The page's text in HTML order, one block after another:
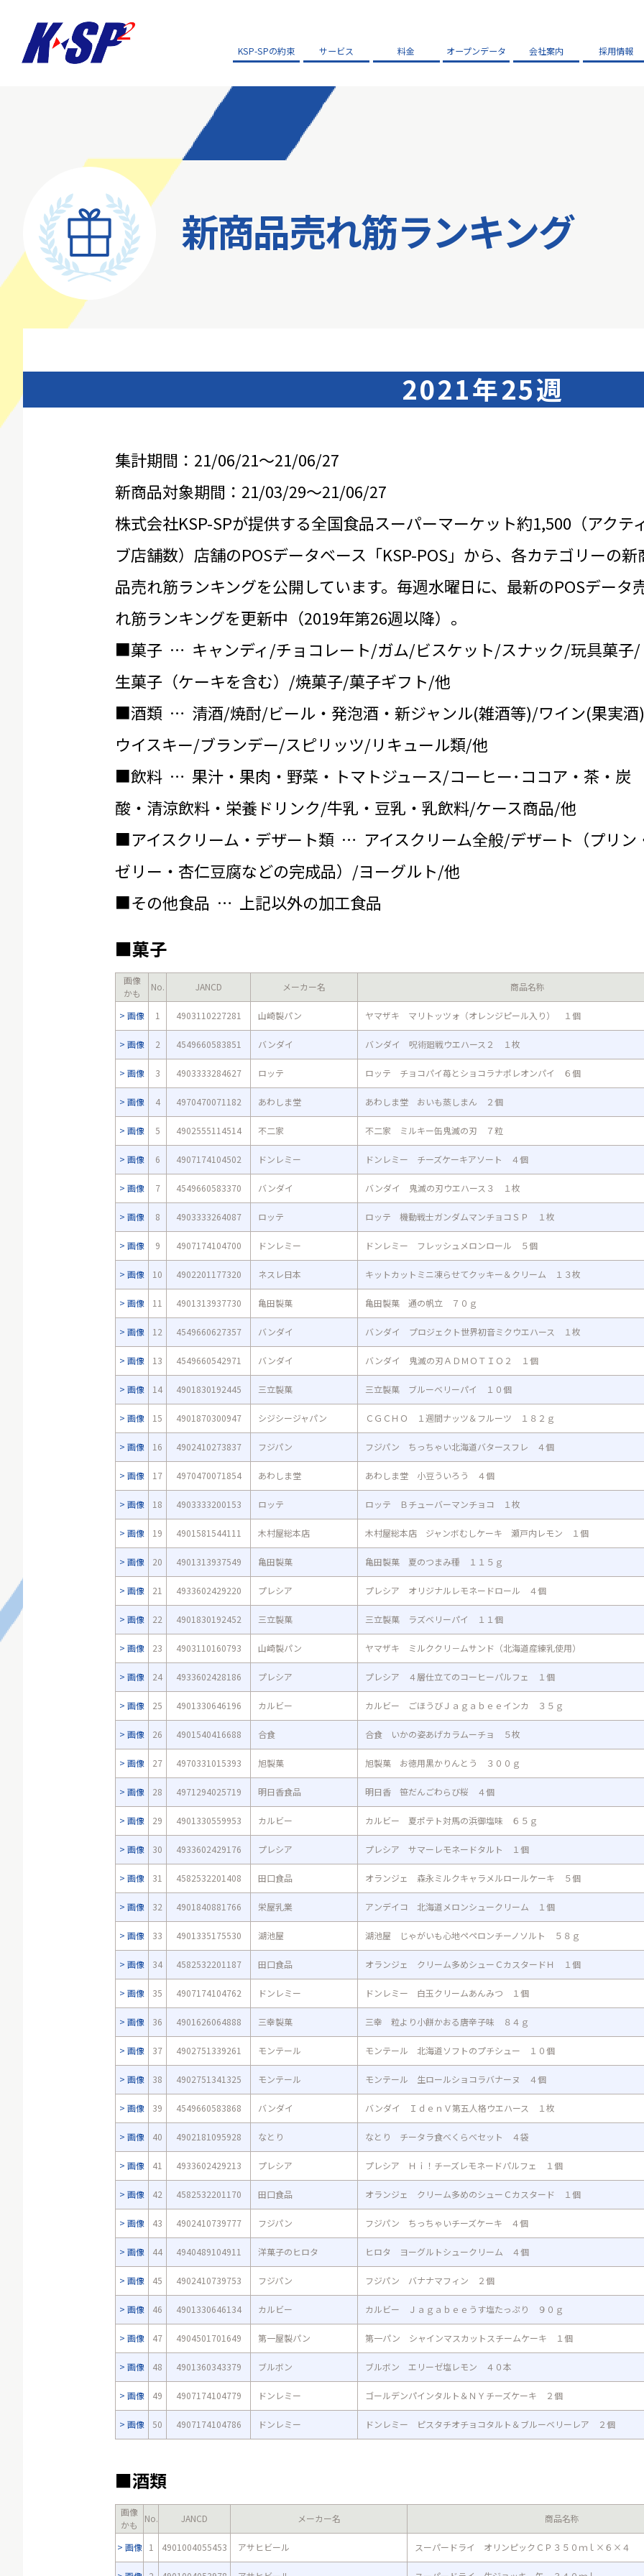
KSP-SPの約束 サービス 料金 オープンデータ 会社案内 採用情報
新商品売れ筋ランキング
2021年25週
集計期間：21/06/21～21/06/27
新商品対象期間：21/03/29～21/06/27
株式会社KSP-SPが提供する全国食品スーパーマーケット約1,500（アクテ
ブ店舗数）店舗のPOSデータベース「KSP-POS」から、各カテゴリーの新
品売れ筋ランキングを公開しています。毎週水曜日に、最新のPOSデータ
れ筋ランキングを更新中（2019年第26週以降）。
■菓子 … キャンディ/チョコレート/ガム/ビスケット/スナック/玩具菓子/
生菓子（ケーキを含む）/焼菓子/菓子ギフト/他
■酒類 … 清酒/焼酎/ビール・発泡酒・新ジャンル(雑酒等)/ワイン(果実
ウイスキー/ブランデー/スピリッツ/リキュール類/他
■飲料 … 果汁・果肉・野菜・トマトジュース/コーヒー･ココア・茶・炭
酸・清涼飲料・栄養ドリンク/牛乳・豆乳・乳飲料/ケース商品/他
■アイスクリーム・デザート類 … アイスクリーム全般/デザート（プリン
ゼリー・杏仁豆腐などの完成品）/ヨーグルト/他
■その他食品 … 上記以外の加工食品
■菓子
画像
かも
No. JANCD メーカー名 商品名称
画像 1 4903110227281 山崎製パン ヤマザキ マリトッツォ（オレンジピール入り） １個
画像 2 4549660583851 バンダイ バンダイ 呪術廻戦ウエハース２ １枚
画像 3 4903333284627 ロッテ ロッテ チョコパイ苺とショコラナポレオンパイ ６個
画像 4 4970470071182 あわしま堂 あわしま堂 おいも蒸しまん ２個
画像 5 4902555114514 不二家 不二家 ミルキー缶鬼滅の刃 ７粒
画像 6 4907174104502 ドンレミー ドンレミー チーズケーキアソート ４個
画像 7 4549660583370 バンダイ バンダイ 鬼滅の刃ウエハース３ １枚
画像 8 4903333264087 ロッテ ロッテ 機動戦士ガンダムマンチョコＳＰ １枚
画像 9 4907174104700 ドンレミー ドンレミー フレッシュメロンロール ５個
画像 10 4902201177320 ネスレ日本 キットカットミニ凍らせてクッキー＆クリーム １３枚
画像 11 4901313937730 亀田製菓 亀田製菓 通の帆立 ７０ｇ
画像 12 4549660627357 バンダイ バンダイ プロジェクト世界初音ミクウエハース １枚
画像 13 4549660542971 バンダイ バンダイ 鬼滅の刃ＡＤＭＯＴＩＯ２ １個
画像 14 4901830192445 三立製菓 三立製菓 ブルーベリーパイ １０個
画像 15 4901870300947 シジシージャパン ＣＧＣＨＯ １週間ナッツ＆フルーツ １８２ｇ
画像 16 4902410273837 フジパン フジパン ちっちゃい北海道バタースフレ ４個
画像 17 4970470071854 あわしま堂 あわしま堂 小豆ういろう ４個
画像 18 4903333200153 ロッテ ロッテ Ｂチューバーマンチョコ １枚
画像 19 4901581544111 木村屋総本店 木村屋総本店 ジャンボむしケーキ 瀬戸内レモン １個
画像 20 4901313937549 亀田製菓 亀田製菓 夏のつまみ種 １１５ｇ
画像 21 4933602429220 プレシア プレシア オリジナルレモネードロール ４個
画像 22 4901830192452 三立製菓 三立製菓 ラズベリーパイ １１個
画像 23 4903110160793 山崎製パン ヤマザキ ミルククリ－ムサンド（北海道産練乳使用）
画像 24 4933602428186 プレシア プレシア ４層仕立てのコーヒーパルフェ １個
画像 25 4901330646196 カルビー カルビー ごほうびＪａｇａｂｅｅインカ ３５ｇ
画像 26 4901540416688 合食 合食 いかの姿あげカラムーチョ ５枚
画像 27 4970331015393 旭製菓 旭製菓 お徳用黒かりんとう ３００ｇ
画像 28 4971294025719 明日香食品 明日香 笹だんごわらび桜 ４個
画像 29 4901330559953 カルビー カルビー 夏ポテト対馬の浜御塩味 ６５ｇ
画像 30 4933602429176 プレシア プレシア サマーレモネードタルト １個
画像 31 4582532201408 田口食品 オランジェ 森永ミルクキャラメルロールケーキ ５個
画像 32 4901840881766 栄屋乳業 アンデイコ 北海道メロンシュークリーム １個
画像 33 4901335175530 湖池屋 湖池屋 じゃがいも心地ペペロンチーノソルト ５８ｇ
画像 34 4582532201187 田口食品 オランジェ クリーム多めシューＣカスタードＨ １個
画像 35 4907174104762 ドンレミー ドンレミー 白玉クリームあんみつ １個
画像 36 4901626064888 三幸製菓 三幸 粒より小餅かおる唐辛子味 ８４ｇ
画像 37 4902751339261 モンテール モンテール 北海道ソフトのプチシュー １０個
画像 38 4902751341325 モンテール モンテール 生ロールショコラバナーヌ ４個
画像 39 4549660583868 バンダイ バンダイ ＩｄｅｎＶ第五人格ウエハース １枚
画像 40 4902181095928 なとり なとり チータラ食べくらべセット ４袋
画像 41 4933602429213 プレシア プレシア Ｈｉ！チーズレモネードパルフェ １個
画像 42 4582532201170 田口食品 オランジェ クリーム多めのシューＣカスタード １個
画像 43 4902410739777 フジパン フジパン ちっちゃいチーズケーキ ４個
画像 44 4940489104911 洋菓子のヒロタ ヒロタ ヨーグルトシュークリーム ４個
画像 45 4902410739753 フジパン フジパン バナナマフィン ２個
画像 46 4901330646134 カルビー カルビー Ｊａｇａｂｅｅうす塩たっぷり ９０ｇ
画像 47 4904501701649 第一屋製パン 第一パン シャインマスカットスチームケーキ １個
画像 48 4901360343379 ブルボン ブルボン エリーゼ塩レモン ４０本
画像 49 4907174104779 ドンレミー ゴールデンパインタルト＆ＮＹチーズケーキ ２個
画像 50 4907174104786 ドンレミー ドンレミー ピスタチオチョコタルト＆ブルーベリーレア ２個
■酒類
画像
かも
No. JANCD メーカー名 商品名称
画像 1 4901004055453 アサヒビール スーパードライ オリンピックＣＰ３５０ｍｌ×６×４